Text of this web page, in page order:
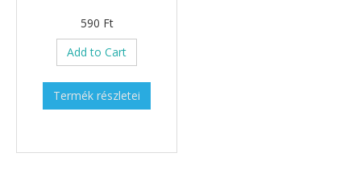
590 Ft
Add to Cart
Termék részletei